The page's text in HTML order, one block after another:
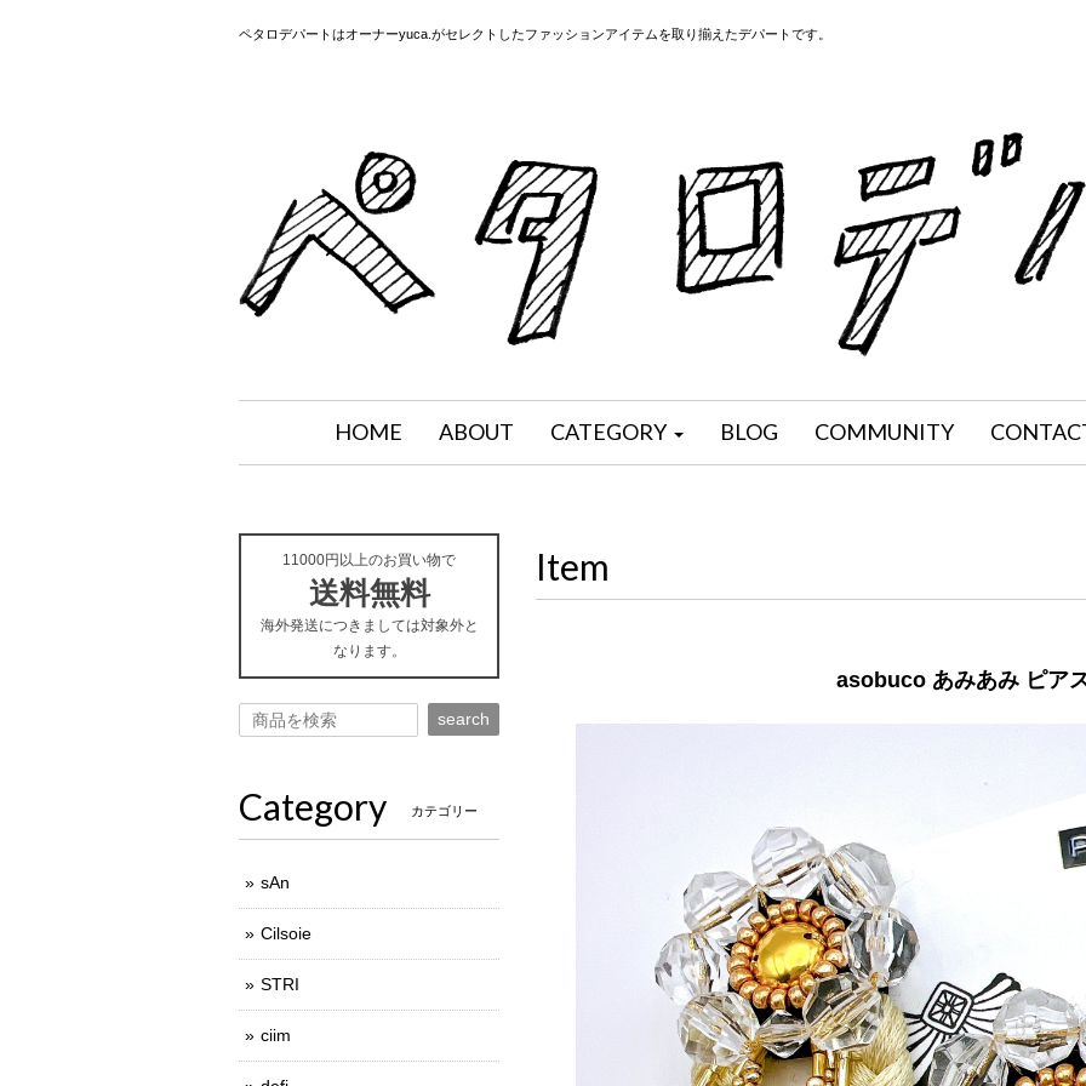
ペタロデパートはオーナーyuca.がセレクトしたファッションアイテムを取り揃えたデパートです。
HOME ABOUT CATEGORY BLOG COMMUNITY
Item
asobuco あみあみ ピア
11000円以上のお買い物で
送料無料
海外発送につきましては対象外と
なります。
search
Category カテゴリー
sAn
Cilsoie
STRI
ciim